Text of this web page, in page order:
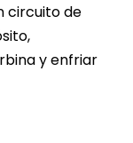
circuito de
y enfriar